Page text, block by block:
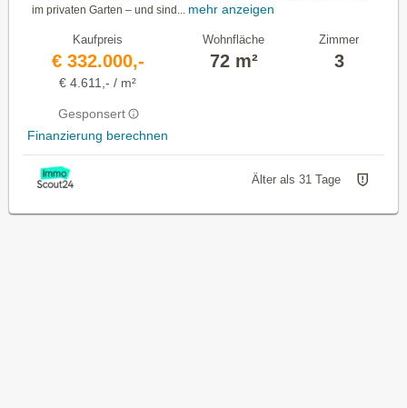
im privaten Garten – und sind...
mehr anzeigen
Kaufpreis
€ 332.000,-
€ 4.611,- / m²
Gesponsert
Finanzierung berechnen
Wohnfläche
72 m²
Zimmer
3
Älter als 31 Tage